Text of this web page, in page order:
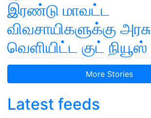
இரண்டு மாவட்ட
விவசாயிகளுக்கு அரசு
வெளியிட்ட குட் நியூஸ்
More Stories
Latest feeds